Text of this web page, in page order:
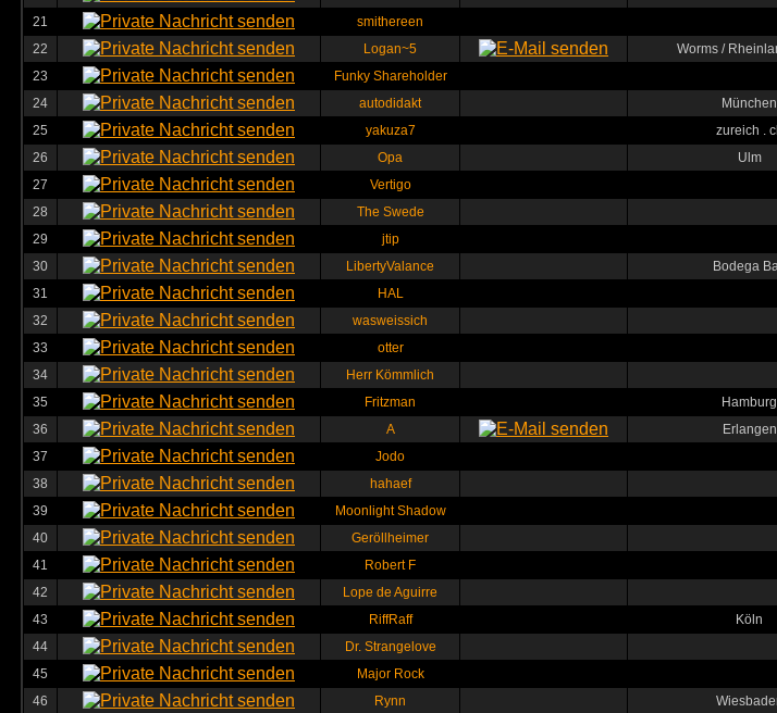
21
smithereen
22
Logan~5 Worms /
23
Funky Shareholder
24
autodidakt München
25
yakuza7 zureich .
26
Opa Ulm
27
Vertigo
28
The Swede
29
jtip
30
LibertyValance Bodega
31
HAL
32
wasweissich
33
otter
34
Herr Kömmlich
35
Fritzman Hamburg
36
A Erlangen
37
Jodo
38
hahaef
39
Moonlight Shadow
40
Geröllheimer
41
Robert F
42
Lope de Aguirre
43
RiffRaff Köln
44
Dr. Strangelove
45
Major Rock
46
Rynn